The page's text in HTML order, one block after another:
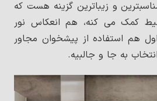
و زیباترین گزینه هست که
کمک می کنه، هم انعکاس نور
هم استفاده از پیشخوان مجاور
به جا و جالبیه.